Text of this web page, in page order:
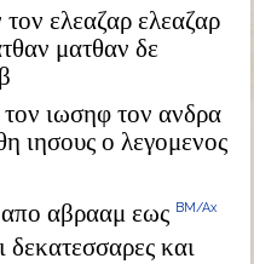
ελεαζαρ ελεαζαρ
ματθαν δε
ιωσηφ τον ανδρα
ιησους ο λεγομενος
απο αβρααμ εως BM/Ax
δεκατεσσαρες και